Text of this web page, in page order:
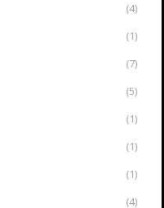
(4)
(1)
(7)
(5)
(1)
(1)
(1)
(4)